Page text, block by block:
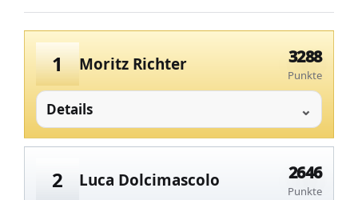
1 Moritz Richter 3288
Punkte
Details
2 Luca Dolcimascolo 2646
Punkte